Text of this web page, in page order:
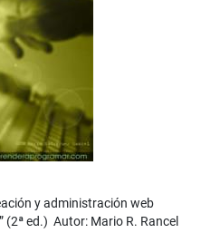
y administración web
ed.) Autor: Mario R. Rancel